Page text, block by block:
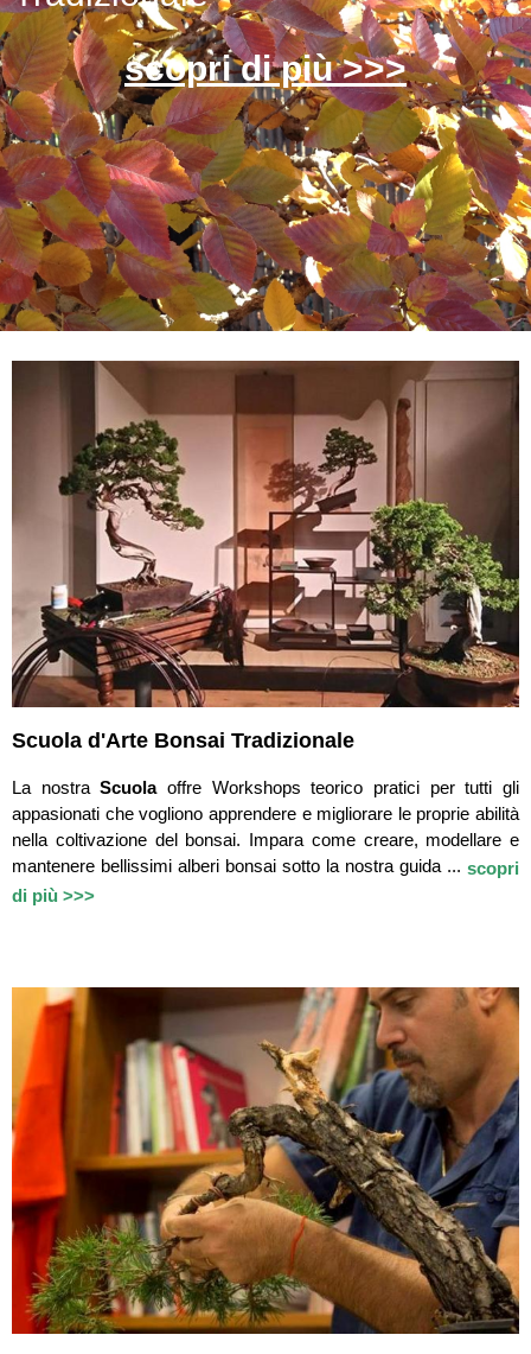
scopri di più >>>
Scuola d'Arte Bonsai Tradizionale
La nostraScuolaoffre Workshops teorico pratici per tutti gli
appasionati che vogliono apprendere e migliorare le proprie abilità
nella coltivazione del bonsai. Impara come creare, modellare e
mantenere bellissimi alberi bonsai sotto la nostra guida ... scopri
di più >>>